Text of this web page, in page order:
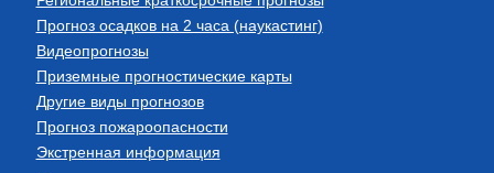
Прогноз осадков на 2 часа (наукастинг)
Видеопрогнозы
Приземные прогностические карты
Другие виды прогнозов
Прогноз пожароопасности
Экстренная информация